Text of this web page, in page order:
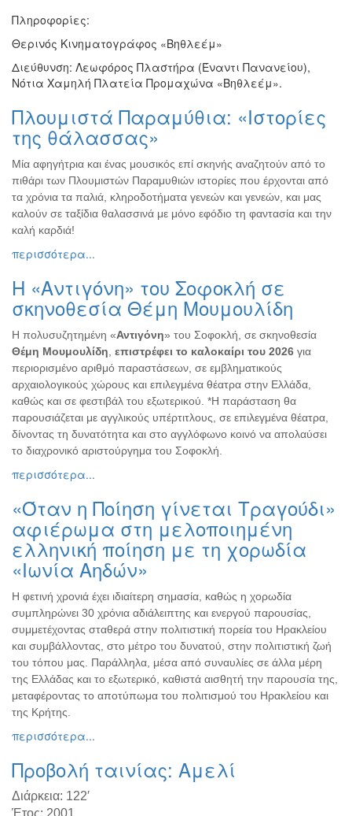
Πληροφορίες:
Θερινός Κινηματογράφος «Βηθλεέμ»
Διεύθυνση: Λεωφόρος Πλαστήρα (Έναντι Πανανείου),
Νότια Χαμηλή Πλατεία Προμαχώνα «Βηθλεέμ».
Πλουμιστά Παραμύθια: «Ιστορίες
της θάλασσας»
Μία αφηγήτρια και ένας μουσικός επί σκηνής αναζητούν από το
πιθάρι των Πλουμιστών Παραμυθιών ιστορίες που έρχονται από
τα χρόνια τα παλιά, κληροδοτήματα γενεών και γενεών, και μας
καλούν σε ταξίδια θαλασσινά με μόνο εφόδιο τη φαντασία και την
καλή καρδιά!
περισσότερα...
Η «Αντιγόνη» του Σοφοκλή σε
σκηνοθεσία Θέμη Μουμουλίδη
Η πολυσυζητημένη «Αντιγόνη» του Σοφοκλή, σε σκηνοθεσία
Θέμη Μουμουλίδη επιστρέφει το καλοκαίρι του 2026 για
περιορισμένο αριθμό παραστάσεων, σε εμβληματικούς
αρχαιολογικούς χώρους και επιλεγμένα θέατρα στην Ελλάδα,
καθώς και σε φεστιβάλ του εξωτερικού. *Η παράσταση θα
παρουσιάζεται με αγγλικούς υπέρτιτλους, σε επιλεγμένα θέατρα,
δίνοντας τη δυνατότητα και στο αγγλόφωνο κοινό να απολαύσει
το διαχρονικό αριστούργημα του Σοφοκλή.
περισσότερα...
«Όταν η Ποίηση γίνεται Τραγούδι»
αφιέρωμα στη μελοποιημένη
ελληνική ποίηση με τη χορωδία
«Ιωνία Αηδών»
Η φετινή χρονιά έχει ιδιαίτερη σημασία, καθώς η χορωδία
συμπληρώνει 30 χρόνια αδιάλειπτης και ενεργού παρουσίας,
συμμετέχοντας σταθερά στην πολιτιστική πορεία του Ηρακλείου
και συμβάλλοντας, στο μέτρο του δυνατού, στην πολιτιστική ζωή
του τόπου μας. Παράλληλα, μέσα από συναυλίες σε άλλα μέρη
της Ελλάδας και το εξωτερικό, καθιστά αισθητή την παρουσία της,
μεταφέροντας το αποτύπωμα του πολιτισμού του Ηρακλείου και
της Κρήτης.
περισσότερα...
Προβολή ταινίας: Αμελί
Διάρκεια: 122′
Έτος: 2001